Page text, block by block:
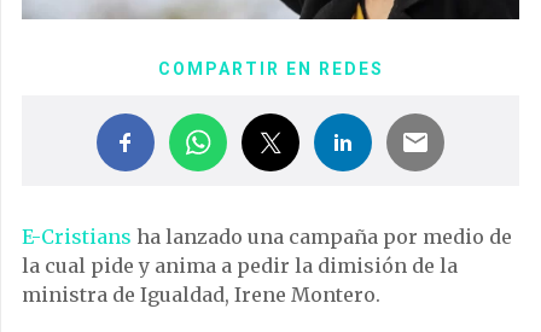
COMPARTIR EN REDES
E-Cristians ha lanzado una campaña por medio de
la cual pide y anima a pedir la dimisión de la
ministra de Igualdad, Irene Montero.